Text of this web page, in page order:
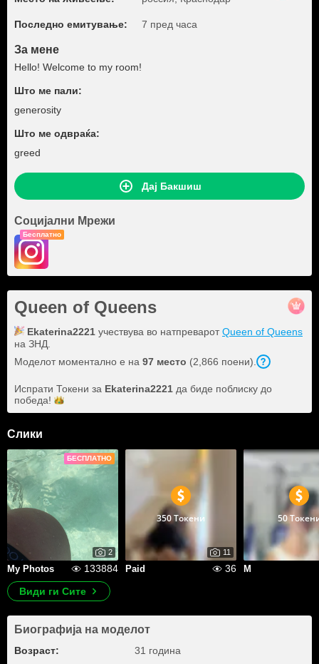
Последно емитување: 7 пред часа
За мене
Hello! Welcome to my room!
Што ме пали:
generosity
Што ме одвраќа:
greed
Дај Бакшиш
Социјални Мрежи
Бесплатно
Queen of Queens
Ekaterina2221 учествува во натпреваротQueen of Queens
на ЗНД.
Моделот моментално е на 97 место (2,866 поени).
Испрати Токени за Ekaterina2221 да биде поблиску до
победа!
Слики
БЕСПЛАТНО
2
My Photos 133884
350 Токени
11
Paid 36
50
M
Види ги Сите
Биографија на моделот
Возраст: 31 година